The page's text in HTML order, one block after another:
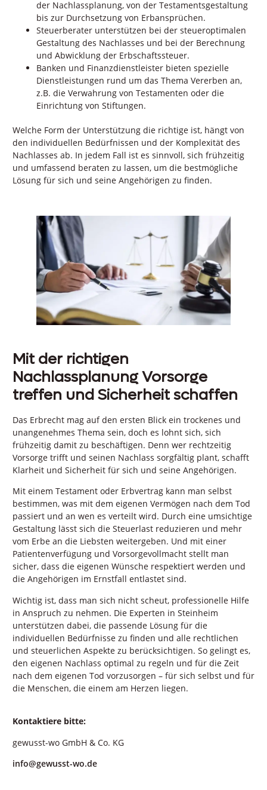
der Nachlassplanung, von der Testamentsgestaltung
bis zur Durchsetzung von Erbansprüchen.
Steuerberater unterstützen bei der steueroptimalen
Gestaltung des Nachlasses und bei der Berechnung
und Abwicklung der Erbschaftssteuer.
Banken und Finanzdienstleister bieten spezielle
Dienstleistungen rund um das Thema Vererben an,
z.B. die Verwahrung von Testamenten oder die
Einrichtung von Stiftungen.
Welche Form der Unterstützung die richtige ist, hängt von
den individuellen Bedürfnissen und der Komplexität des
Nachlasses ab. In jedem Fall ist es sinnvoll, sich frühzeitig
und umfassend beraten zu lassen, um die bestmögliche
Lösung für sich und seine Angehörigen zu finden.
Mit der richtigen
Nachlassplanung Vorsorge
treffen und Sicherheit schaffen
Das Erbrecht mag auf den ersten Blick ein trockenes und
unangenehmes Thema sein, doch es lohnt sich, sich
frühzeitig damit zu beschäftigen. Denn wer rechtzeitig
Vorsorge trifft und seinen Nachlass sorgfältig plant, schafft
Klarheit und Sicherheit für sich und seine Angehörigen.
Mit einem Testament oder Erbvertrag kann man selbst
bestimmen, was mit dem eigenen Vermögen nach dem Tod
passiert und an wen es verteilt wird. Durch eine umsichtige
Gestaltung lässt sich die Steuerlast reduzieren und mehr
vom Erbe an die Liebsten weitergeben. Und mit einer
Patientenverfügung und Vorsorgevollmacht stellt man
sicher, dass die eigenen Wünsche respektiert werden und
die Angehörigen im Ernstfall entlastet sind.
Wichtig ist, dass man sich nicht scheut, professionelle Hilfe
in Anspruch zu nehmen. Die Experten in Steinheim
unterstützen dabei, die passende Lösung für die
individuellen Bedürfnisse zu finden und alle rechtlichen
und steuerlichen Aspekte zu berücksichtigen. So gelingt es,
den eigenen Nachlass optimal zu regeln und für die Zeit
nach dem eigenen Tod vorzusorgen – für sich selbst und für
die Menschen, die einem am Herzen liegen.
Kontaktiere bitte:
gewusst-wo GmbH & Co. KG
info@gewusst-wo.de